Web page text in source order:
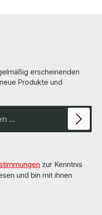
erscheinenden
Produkte und
zur Kenntnis
und bin mit ihnen